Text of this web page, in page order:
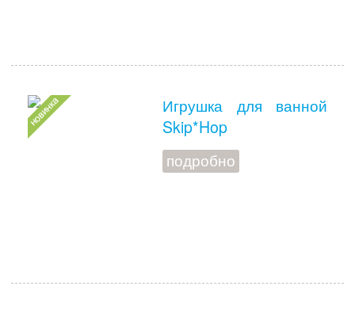
Игрушка для ванной
Skip*Hop
подробно